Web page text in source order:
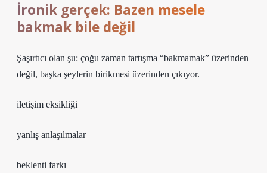
İronik gerçek: Bazen mesele
bakmak bile değil
Şaşırtıcı olan şu: çoğu zaman tartışma “bakmamak” üzerinden
değil, başka şeylerin birikmesi üzerinden çıkıyor.
iletişim eksikliği
yanlış anlaşılmalar
beklenti farkı